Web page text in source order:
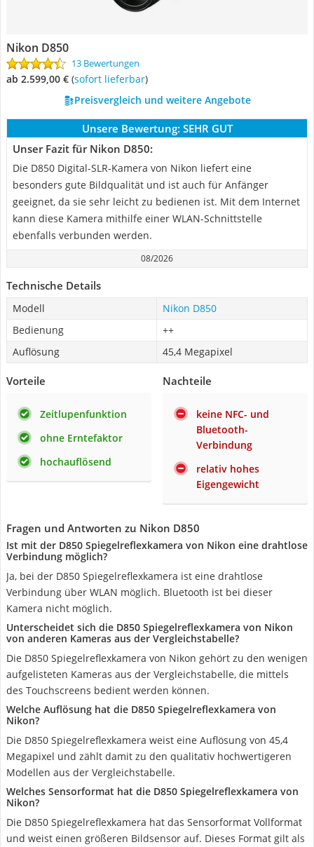
Nikon D850
13 Bewertungen
ab 2.599,00 € ( Sofort lieferbar)
Preisvergleich und weitere Angebote
Unsere Bewertung: SEHR GUT
Unser Fazit für Nikon D850:
Die D850 Digital-SLR-Kamera von Nikon liefert eine
besonders gute Bildqualität und ist auch für Anfänger
geeignet, da sie sehr leicht zu bedienen ist. Mit dem Internet
kann diese Kamera mithilfe einer WLAN-Schnittstelle
ebenfalls verbunden werden.
08/2026
Technische Details
Modell
Nikon D850
Bedienung
++
Auflösung
45,4 Megapixel
Vorteile
Zeitlupenfunktion
ohne Erntefaktor
hochauflösend
Nachteile
keine NFC- und
Bluetooth-
Verbindung
relativ hohes
Eigengewicht
Fragen und Antworten zu Nikon D850
Ist mit der D850 Spiegelreflexkamera von Nikon eine drahtlose
Verbindung möglich?
Ja, bei der D850 Spiegelreflexkamera ist eine drahtlose
Verbindung über WLAN möglich. Bluetooth ist bei dieser
Kamera nicht möglich.
Unterscheidet sich die D850 Spiegelreflexkamera von Nikon
von anderen Kameras aus der Vergleichstabelle?
Die D850 Spiegelreflexkamera von Nikon gehört zu den wenigen
aufgelisteten Kameras aus der Vergleichstabelle, die mittels
des Touchscreens bedient werden können.
Welche Auflösung hat die D850 Spiegelreflexkamera von
Nikon?
Die D850 Spiegelreflexkamera weist eine Auflösung von 45,4
Megapixel und zählt damit zu den qualitativ hochwertigeren
Modellen aus der Vergleichstabelle.
Welches Sensorformat hat die D850 Spiegelreflexkamera von
Nikon?
Die D850 Spiegelreflexkamera hat das Sensorformat Vollformat
und weist einen größeren Bildsensor auf. Dieses Format gilt als